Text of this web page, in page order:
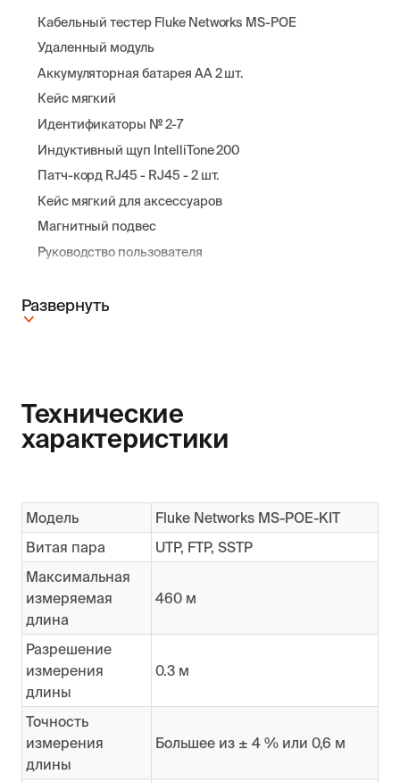
Кабельный тестер Fluke Networks MS-POE
Удаленный модуль
Аккумуляторная батарея АА 2 шт.
Кейс мягкий
Идентификаторы № 2-7
Индуктивный щуп IntelliTone 200
Патч-корд RJ45 - RJ45 - 2 шт.
Кейс мягкий для аксессуаров
Магнитный подвес
Руководство пользователя
Развернуть
Технические
характеристики
Модель
Fluke Networks MS-POE-KIT
Витая пара
UTP, FTP, SSTP
Максимальная
измеряемая
длина
460 м
Разрешение
измерения
длины
0.3 м
Точность
измерения
длины
Большее из ± 4 % или 0,6 м